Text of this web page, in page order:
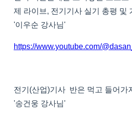
제 라이브, 전기기사 실기 총평 및
'이우순 강사님'
https://www.youtube.com/
전기(산업)기사 반은 먹고 들어가
'송건웅 강사님'